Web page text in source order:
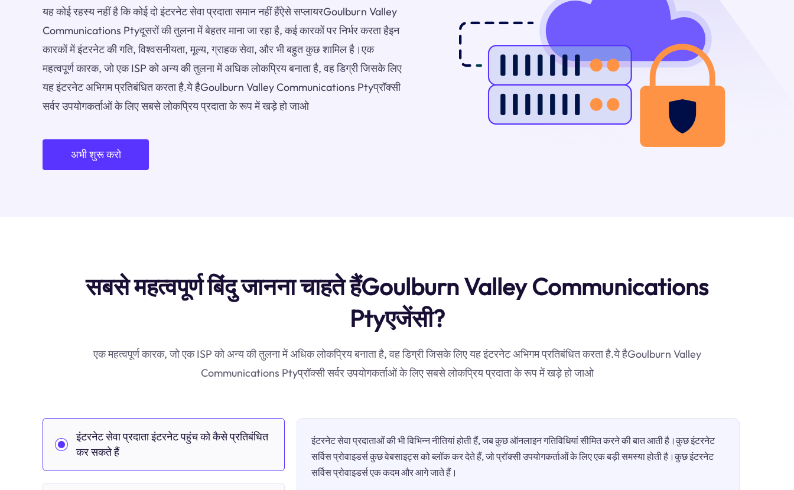
यह कोई रहस्य नहीं है कि कोई दो इंटरनेट सेवा प्रदाता समान नहीं हैंऐसे सप्लायरGoulburn Valley
Communications Ptyदूसरों की तुलना में बेहतर माना जा रहा है, कई कारकों पर निर्भर करता हैइन
कारकों में इंटरनेट की गति, विश्वसनीयता, मूल्य, ग्राहक सेवा, और भी बहुत कुछ शामिल है।एक
महत्वपूर्ण कारक, जो एक ISP को अन्य की तुलना में अधिक लोकप्रिय बनाता है, वह डिग्री जिसके लिए
यह इंटरनेट अभिगम प्रतिबंधित करता है.ये हैGoulburn Valley Communications Ptyप्रॉक्सी
सर्वर उपयोगकर्ताओं के लिए सबसे लोकप्रिय प्रदाता के रूप में खड़े हो जाओ
अभी शुरू करो
सबसे महत्वपूर्ण बिंदु जानना चाहते हैंGoulburn Valley Communications
Ptyएजेंसी?
एक महत्वपूर्ण कारक, जो एक ISP को अन्य की तुलना में अधिक लोकप्रिय बनाता है, वह डिग्री जिसके लिए यह इंटरनेट अभिगम प्रतिबंधित करता है.ये हैGoulburn Valley
Communications Ptyप्रॉक्सी सर्वर उपयोगकर्ताओं के लिए सबसे लोकप्रिय प्रदाता के रूप में खड़े हो जाओ
इंटरनेट सेवा प्रदाता इंटरनेट पहुंच को कैसे प्रतिबंधित
कर सकते हैं
इंटरनेट सेवा प्रदाताओं की भी विभिन्न नीतियां होती हैं, जब कुछ ऑनलाइन गतिविधियां सीमित करने की बात आती है।कुछ इंटरनेट
सर्विस प्रोवाइडर्स कुछ वेबसाइट्स को ब्लॉक कर देते हैं, जो प्रॉक्सी उपयोगकर्ताओं के लिए एक बड़ी समस्या होती है।कुछ इंटरनेट
सर्विस प्रोवाइडर्स एक कदम और आगे जाते हैं।